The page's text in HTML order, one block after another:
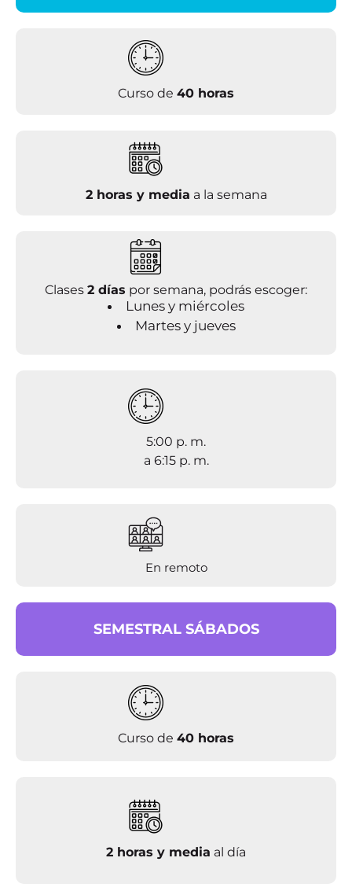
Curso de 40 horas
2 horas y media a la semana
Clases 2 días por semana, podrás escoger:
Lunes y miércoles
Martes y jueves
5:00 p. m.
a 6:15 p. m.
En remoto
SEMESTRAL SÁBADOS
Curso de 40 horas
2 horas y media al día